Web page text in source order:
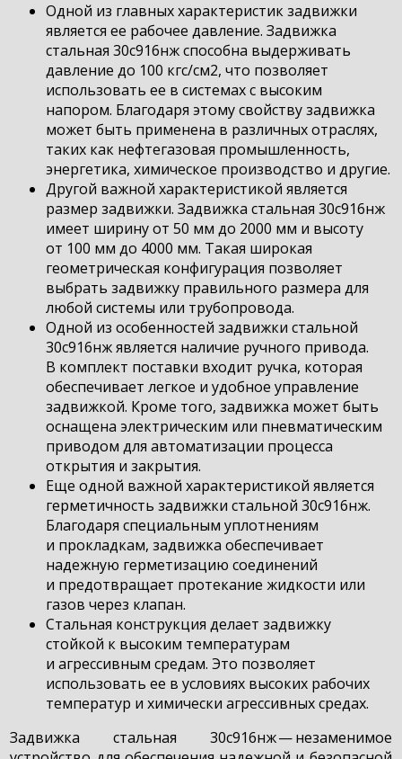
Одной из главных характеристик задвижки
является ее рабочее давление. Задвижка
стальная 30с916нж способна выдерживать
давление до 100 кгс/см2, что позволяет
использовать ее в системах с высоким
напором. Благодаря этому свойству задвижка
может быть применена в различных отраслях,
таких как нефтегазовая промышленность,
энергетика, химическое производство и другие.
Другой важной характеристикой является
размер задвижки. Задвижка стальная 30с916нж
имеет ширину от 50 мм до 2000 мм и высоту
от 100 мм до 4000 мм. Такая широкая
геометрическая конфигурация позволяет
выбрать задвижку правильного размера для
любой системы или трубопровода.
Одной из особенностей задвижки стальной
30с916нж является наличие ручного привода.
В комплект поставки входит ручка, которая
обеспечивает легкое и удобное управление
задвижкой. Кроме того, задвижка может быть
оснащена электрическим или пневматическим
приводом для автоматизации процесса
открытия и закрытия.
Еще одной важной характеристикой является
герметичность задвижки стальной 30с916нж.
Благодаря специальным уплотнениям
и прокладкам, задвижка обеспечивает
надежную герметизацию соединений
и предотвращает протекание жидкости или
газов через клапан.
Стальная конструкция делает задвижку
стойкой к высоким температурам
и агрессивным средам. Это позволяет
использовать ее в условиях высоких рабочих
температур и химически агрессивных средах.
Задвижка стальная 30с916нж — незаменимое